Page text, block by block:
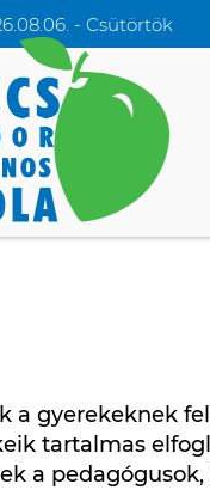
- Csütörtök
a gyerekeknek
tartalmas
a